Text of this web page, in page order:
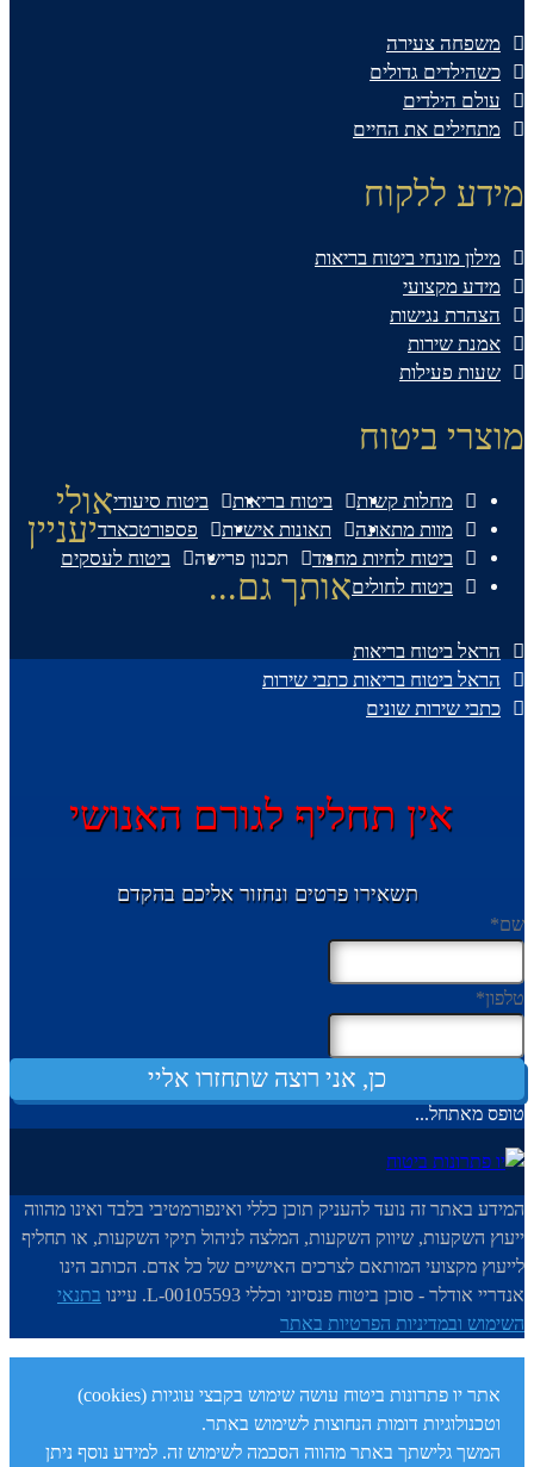
משפחה צעירה
כשהילדים גדולים
עולם הילדים
מתחילים את החיים
מידע ללקוח
מילון מונחי ביטוח בריאות
מידע מקצועי
הצהרת נגישות
אמנת שירות
שעות פעילות
מוצרי ביטוח
מחלות קשות ביטוח בריאות
ביטוח סיעודי
מוות מתאונה
תאונות אישיות
פספורטכארד
ביטוח לחיות מחמד
תכנון פרישה
ביטוח לעסקים
ביטוח לחולים
אולי
יעניין
אותך גם...
הראל ביטוח בריאות
הראל ביטוח בריאות כתבי שירות
כתבי שירות שונים
אין תחליף לגורם האנושי
תשאירו פרטים ונחזור אליכם בהקדם
שם*
טלפון*
כן, אני רוצה שתחזרו אליי
טופס מאתחל...
המידע באתר זה נועד להעניק תוכן כללי ואינפורמטיבי בלבד ואינו מהווה
ייעוץ השקעות, שיווק השקעות, המלצה לניהול תיקי השקעות, או תחליף
לייעוץ מקצועי המותאם לצרכים האישיים של כל אדם. הכותב הינו
אנדריי אודלר - סוכן ביטוח פנסיוני וכללי L-00105593. עיינו
בתנאי
השימוש ובמדיניות הפרטיות באתר
אתר יו פתרונות ביטוח עושה שימוש בקבצי עוגיות (cookies)
וטכנולוגיות דומות הנחוצות לשימוש באתר.
המשך גלישתך באתר מהווה הסכמה לשימוש זה. למידע נוסף ניתן